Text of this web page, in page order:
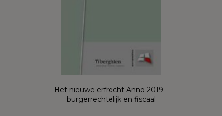
Het nieuwe erfrecht Anno 2019 –
burgerrechtelijk en fiscaal